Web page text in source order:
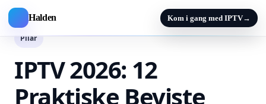
Halden Kom i gang med IPTV→
Pilar
IPTV 2026: 12
Praktiske Beviste